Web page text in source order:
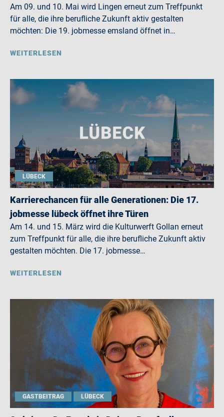
Am 09. und 10. Mai wird Lingen erneut zum Treffpunkt
für alle, die ihre berufliche Zukunft aktiv gestalten
möchten: Die 19. jobmesse emsland öffnet in…
WEITERLESEN
LÜBECK
Karrierechancen für alle Generationen: Die 17.
jobmesse lübeck öffnet ihre Türen
Am 14. und 15. März wird die Kulturwerft Gollan erneut
zum Treffpunkt für alle, die ihre berufliche Zukunft aktiv
gestalten möchten. Die 17. jobmesse…
WEITERLESEN
GASTBEITRAG LÜBECK